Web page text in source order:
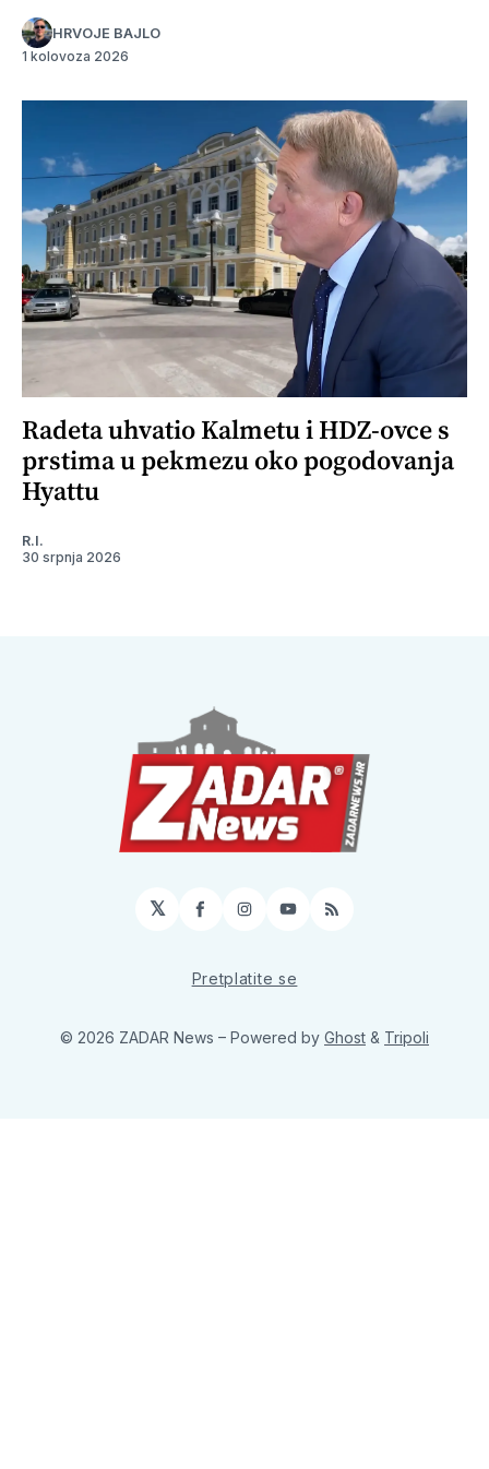
HRVOJE BAJLO
1 kolovoza 2026
Radeta uhvatio Kalmetu i HDZ-ovce s
prstima u pekmezu oko pogodovanja
Hyattu
R.I.
30 srpnja 2026
𝕏 Facebook
Instagram
YouTube
RSS
Pretplatite se
© 2026 ZADAR News – Powered by Ghost & Tripoli